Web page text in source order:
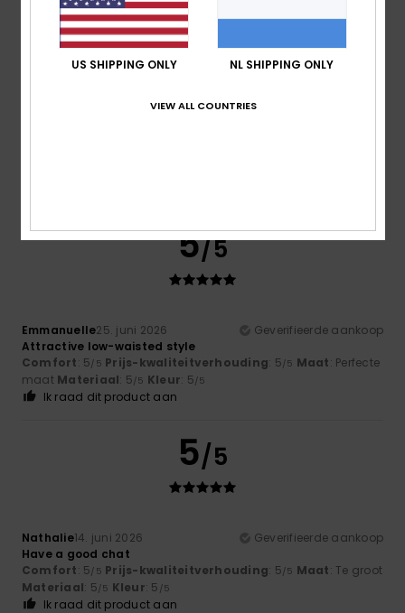
5 /5
5/5
Emmanuelle25. juni 2026
Geverifieerde aankoop
Attractive low-waisted style
Comfort: 5/5 Prijs-kwaliteitverhouding: 5/5 Maat: Perfecte
maat Materiaal: 5/5 Kleur: 5/5
Ik raad dit product aan
5/5
Nathalie14. juni 2026
Geverifieerde aankoop
Have a good chat
Comfort: 5/5 Prijs-kwaliteitverhouding: 5/5 Maat: Te groot
Materiaal: 5/5 Kleur: 5 /5
Ik raad dit product aan
US SHIPPING ONLY NL SHIPPING ONLY
VIEW ALL COUNTRIES